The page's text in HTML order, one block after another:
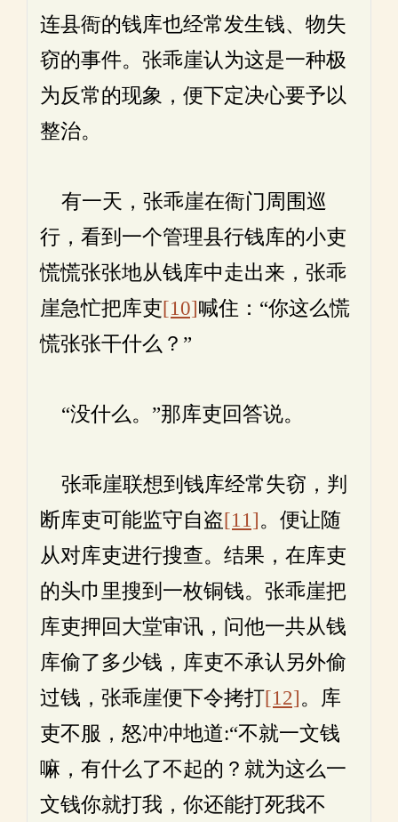
连县衙的钱库也经常发生钱、物失
窃的事件。张乖崖认为这是一种极
为反常的现象，便下定决心要予以
整治。
有一天，张乖崖在衙门周围巡
行，看到一个管理县行钱库的小吏
慌慌张张地从钱库中走出来，张乖
崖急忙把库吏[10]喊住：“你这么慌
慌张张干什么？”
“没什么。”那库吏回答说。
张乖崖联想到钱库经常失窃，判
断库吏可能监守自盗[11]。便让随
从对库吏进行搜查。结果，在库吏
的头巾里搜到一枚铜钱。张乖崖把
库吏押回大堂审讯，问他一共从钱
库偷了多少钱，库吏不承认另外偷
过钱，张乖崖便下令拷打[12]。库
吏不服，怒冲冲地道:“不就一文钱
嘛，有什么了不起的？就为这么一
文钱你就打我，你还能打死我不